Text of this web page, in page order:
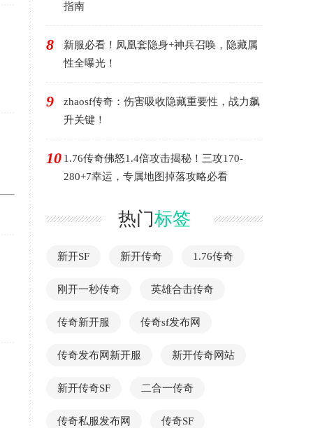
指南
8
新服必看！凤凰套隐身+神兵召唤，隐藏属
性全曝光！
9
zhaosf传奇：伤害吸收隐藏重要性，战力飙
升关键！
10 1.76传奇佛怒1.4倍攻击揭秘！三攻170-
280+7幸运，专属地图掉落攻略必看
热门标签
新开SF 新开传奇 1.76传奇
刚开一秒传奇 英雄合击传奇
传奇新开服 传奇sf发布网
传奇发布网新开服 新开传奇网站
新开传奇SF 二合一传奇
传奇私服发布网 传奇SF